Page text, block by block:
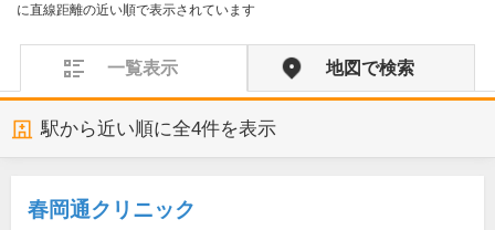
に直線距離の近い順で表示されています
一覧表示 地図で検索
駅から近い順に全4件を表示
春岡通クリニック